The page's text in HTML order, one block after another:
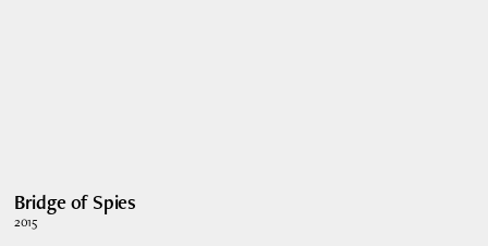
Bridge of Spies
2015